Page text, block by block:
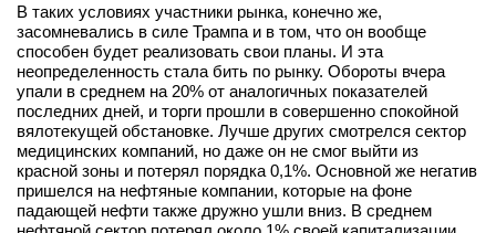
Вход
В таких условиях участники рынка, конечно же,
засомневались в силе Трампа и в том, что он вообще
способен будет реализовать свои планы. И эта
неопределенность стала бить по рынку. Обороты вчера
упали в среднем на 20% от аналогичных показателей
последних дней, и торги прошли в совершенно спокойной
вялотекущей обстановке. Лучше других смотрелся сектор
медицинских компаний, но даже он не смог выйти из
красной зоны и потерял порядка 0,1%. Основной же негатив
пришелся на нефтяные компании, которые на фоне
падающей нефти также дружно ушли вниз. В среднем